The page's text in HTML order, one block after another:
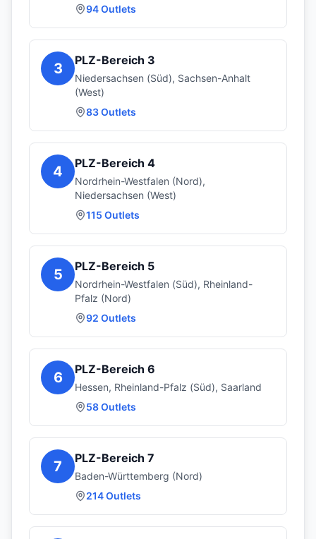
94Outlets
3 PLZ-Bereich 3
Niedersachsen (Süd), Sachsen-Anhalt
(West)
83Outlets
4 PLZ-Bereich 4
Nordrhein-Westfalen (Nord),
Niedersachsen (West)
115 Outlets
5 PLZ-Bereich 5
Nordrhein-Westfalen (Süd), Rheinland-
Pfalz (Nord)
92 Outlets
6 PLZ-Bereich 6
Hessen, Rheinland-Pfalz (Süd), Saarland
58Outlets
7 PLZ-Bereich 7
Baden-Württemberg (Nord)
214Outlets